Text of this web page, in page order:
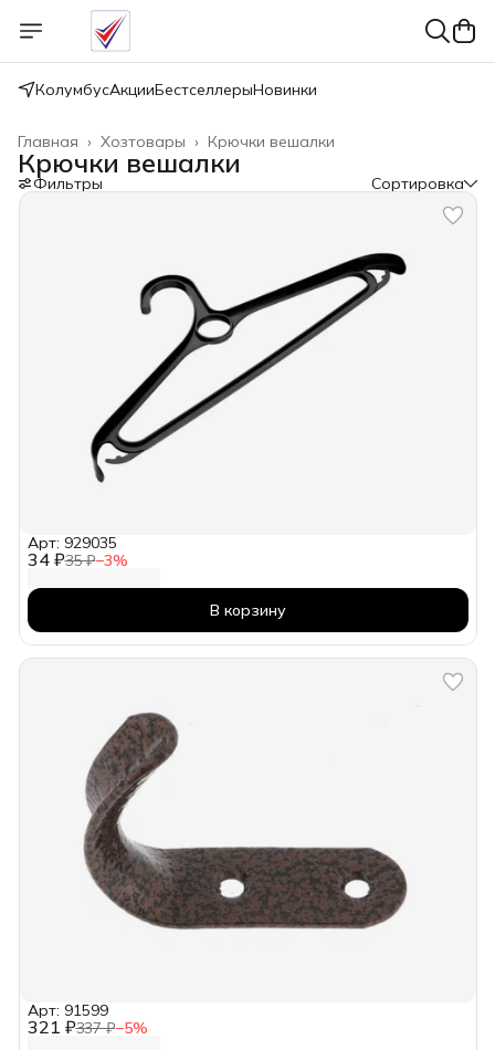
КолумбусАкцииБестселлерыНовинки
Крючки вешалки
Хозтовары ›
Главная ›
Крючки вешалки
Фильтры Сортировка
34 ₽35 ₽−3%
Арт: 929035
В корзину
321 ₽337 ₽−5%
Арт: 91599